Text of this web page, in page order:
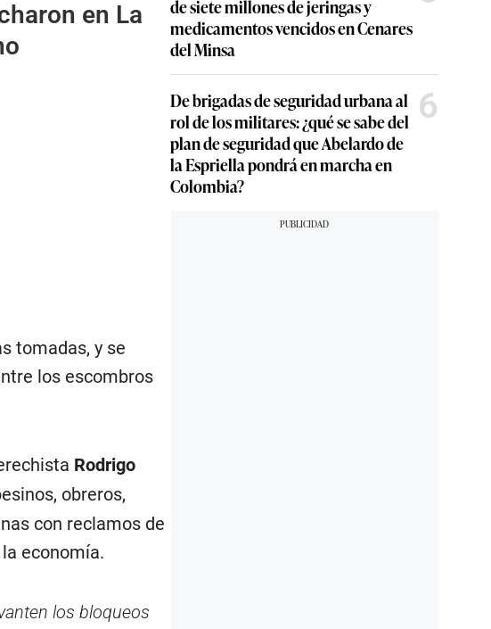
en La
tomadas, y se
los escombros
Rodrigo
obreros,
con reclamos de
economía.
los bloqueos
de siete millones de jeringas y
medicamentos vencidos en Cenares
del Minsa
De brigadas de seguridad urbana al
rol de los militares: ¿qué se sabe del
plan de seguridad que Abelardo de
la Espriella pondrá en marcha en
Colombia?
6